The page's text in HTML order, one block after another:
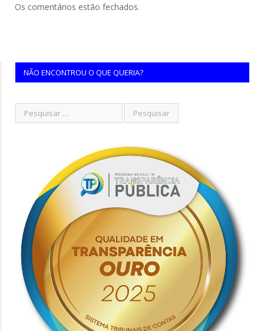
Os comentários estão fechados.
NÃO ENCONTROU O QUE QUERIA?